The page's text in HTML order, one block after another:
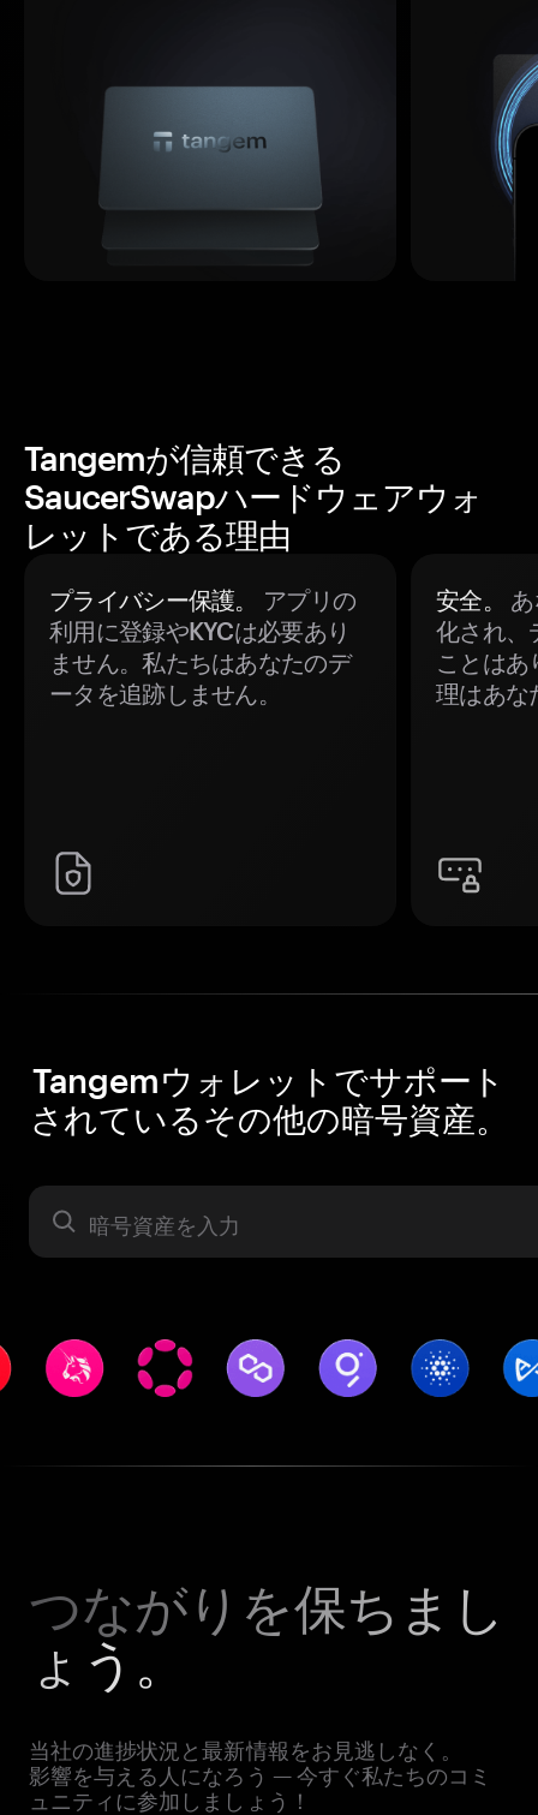
Tangemが信頼できる
SaucerSwapハードウェアウォ
レットである理由
プライバシー保護。
アプリの
利用に登録やKYCは必要あり
ません。私たちはあなたのデ
ータを追跡しません。
安全。
化され、
ことはあ
理はあな
Tangemウォレットでサポート
されているその他の暗号資産。
暗号資産
つながりを保ちまし
ょう。
当社の進捗状況と最新情報をお見逃しなく。
影響を与える人になろう — 今すぐ私たちのコミ
ュニティに参加しましょう！